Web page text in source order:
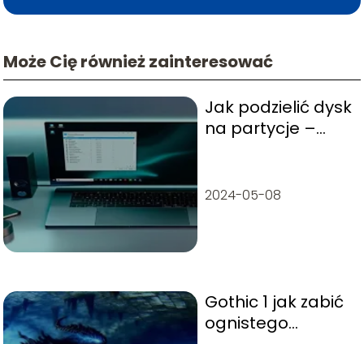
Może Cię również zainteresować
Jak podzielić dysk
na partycje –
2024-05-08
Gothic 1 jak zabić
ognistego